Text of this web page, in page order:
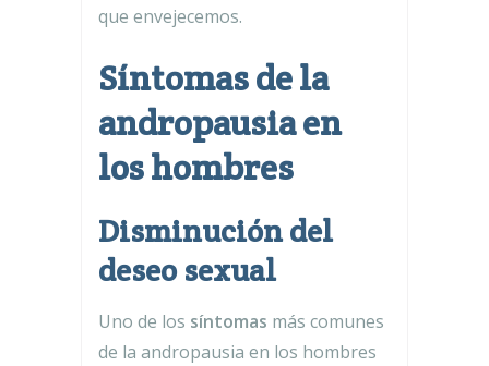
que envejecemos.
Síntomas de la
andropausia en
los hombres
Disminución del
deseo sexual
Uno de los síntomas más comunes
de la andropausia en los hombres